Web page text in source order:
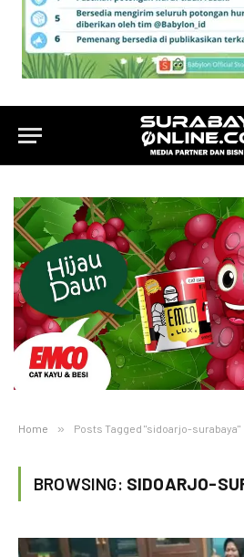
Home » Posts Tagged "sidoarjo-surabaya"
BROWSING: SIDOARJO-